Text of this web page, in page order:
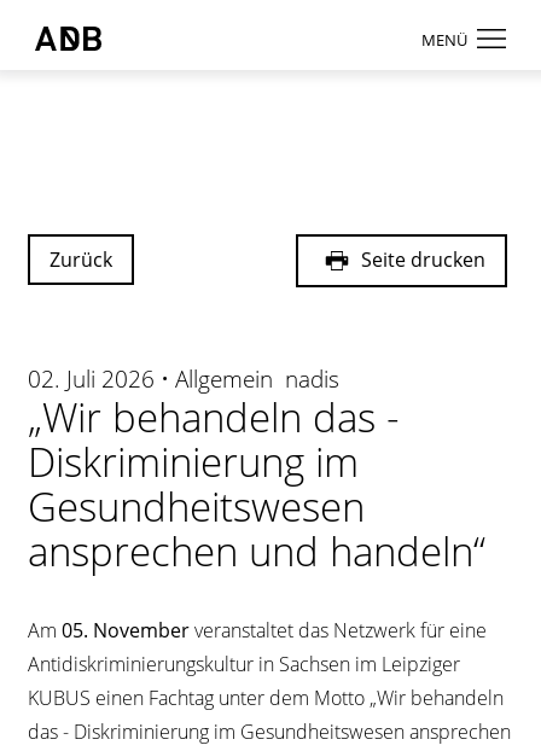
MENÜ
Beratung
ändern
vergrößern
Zurück Seite drucken
02. Juli 2026 • Allgemein nadis
„Wir behandeln das -
Diskriminierung im
Gesundheitswesen
ansprechen und handeln“
Am 05. Novemberveranstaltet das Netzwerk für eine
Antidiskriminierungskultur in Sachsen im Leipziger
KUBUS einen Fachtag unter dem Motto „Wir behandeln
das - Diskriminierung im Gesundheitswesen ansprechen